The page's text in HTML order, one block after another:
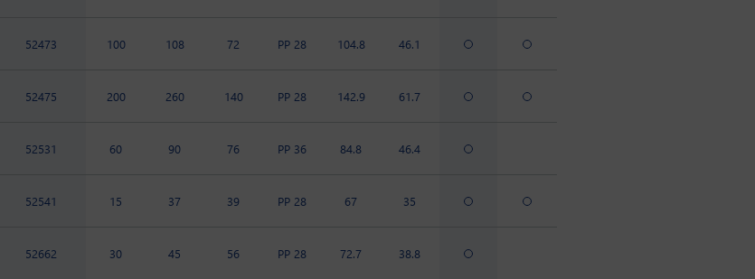
52473 100 108 72 PP 28 104.8 46.1
52475 200 260 140 PP 28 142.9 61.7
52531 60 90 76 PP 36 84.8 46.4
52541 15 37 39 PP 28 67 35
52662 30 45 56 PP 28 72.7 38.8